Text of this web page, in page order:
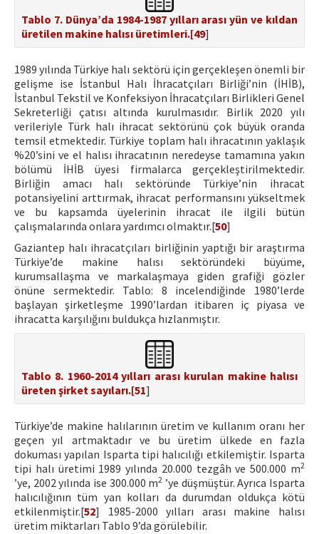
Tablo 7. Dünya’da 1984-1987 yılları arası yün ve kıldan
üretilen makine halısı üretimleri.[49]
1989 yılında Türkiye halı sektörü için gerçekleşen önemli bir
gelişme ise İstanbul Halı İhracatçıları Birliği’nin (İHİB),
İstanbul Tekstil ve Konfeksiyon İhracatçıları Birlikleri Genel
Sekreterliği çatısı altında kurulmasıdır. Birlik 2020 yılı
verileriyle Türk halı ihracat sektörünü çok büyük oranda
temsil etmektedir. Türkiye toplam halı ihracatının yaklaşık
%20’sini ve el halısı ihracatının neredeyse tamamına yakın
bölümü İHİB üyesi firmalarca gerçekleştirilmektedir.
Birliğin amacı halı sektöründe Türkiye’nin ihracat
potansiyelini arttırmak, ihracat performansını yükseltmek
ve bu kapsamda üyelerinin ihracat ile ilgili bütün
çalışmalarında onlara yardımcı olmaktır.[50]
Gaziantep halı ihracatçıları birliğinin yaptığı bir araştırma
Türkiye’de makine halısı sektöründeki büyüme,
kurumsallaşma ve markalaşmaya giden grafiği gözler
önüne sermektedir. Tablo: 8 incelendiğinde 1980’lerde
başlayan şirketleşme 1990’lardan itibaren iç piyasa ve
ihracatta karşılığını buldukça hızlanmıştır.
Tablo 8. 1960-2014 yılları arası kurulan makine halısı
üreten şirket sayıları.[51]
Türkiye’de makine halılarının üretim ve kullanım oranı her
geçen yıl artmaktadır ve bu üretim ülkede en fazla
dokuması yapılan Isparta tipi halıcılığı etkilemiştir. Isparta
tipi halı üretimi 1989 yılında 20.000 tezgâh ve 500.000 m2
’ye, 2002 yılında ise 300.000 m2 ’ye düşmüştür. Ayrıca Isparta
halıcılığının tüm yan kolları da durumdan oldukça kötü
etkilenmiştir.[52] 1985-2000 yılları arası makine halısı
üretim miktarları Tablo 9’da görülebilir.